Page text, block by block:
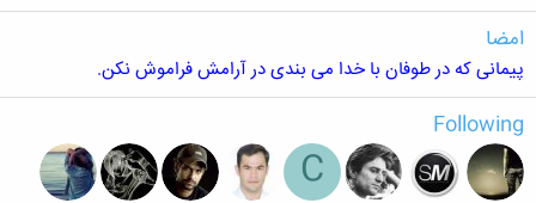
امضا
پیمانی که در طوفان با خدا می بندی در آرامش فراموش نکن.
Following
C